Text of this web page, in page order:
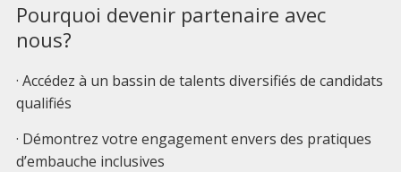
Pourquoi devenir partenaire avec
nous?
· Accédez à un bassin de talents diversifiés de candidats
qualifiés
· Démontrez votre engagement envers des pratiques
d’embauche inclusives